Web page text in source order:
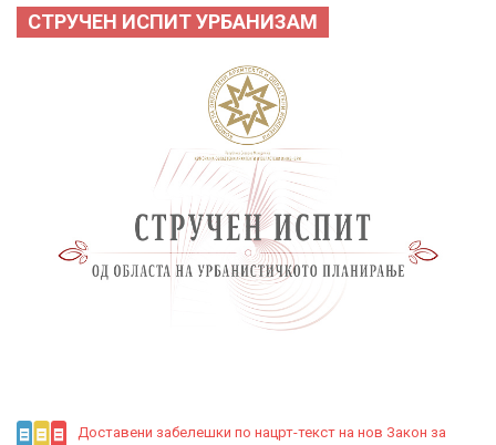
СТРУЧЕН ИСПИТ УРБАНИЗАМ
Доставени забелешки по нацрт-текст на нов Закон за